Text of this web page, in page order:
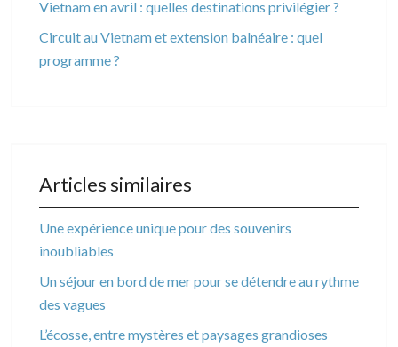
Vietnam en avril : quelles destinations privilégier ?
Circuit au Vietnam et extension balnéaire : quel
programme ?
Articles similaires
Une expérience unique pour des souvenirs
inoubliables
Un séjour en bord de mer pour se détendre au rythme
des vagues
L’écosse, entre mystères et paysages grandioses